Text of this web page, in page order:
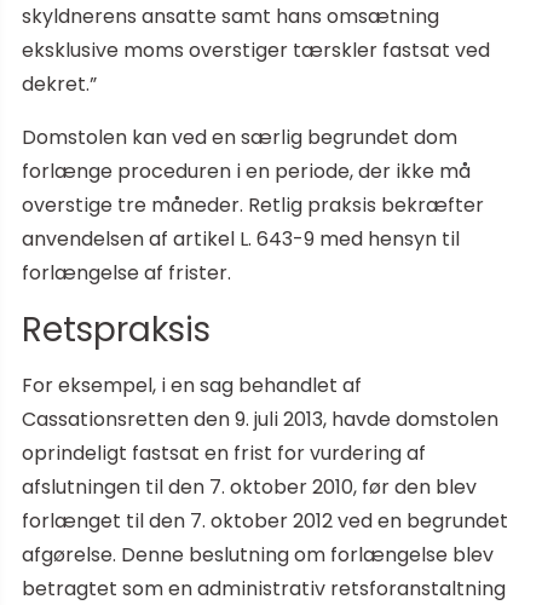
skyldnerens ansatte samt hans omsætning
eksklusive moms overstiger tærskler fastsat ved
dekret.”
Domstolen kan ved en særlig begrundet dom
forlænge proceduren i en periode, der ikke må
overstige tre måneder. Retlig praksis bekræfter
anvendelsen af artikel L. 643-9 med hensyn til
forlængelse af frister.
Retspraksis
For eksempel, i en sag behandlet af
Cassationsretten den 9. juli 2013, havde domstolen
oprindeligt fastsat en frist for vurdering af
afslutningen til den 7. oktober 2010, før den blev
forlænget til den 7. oktober 2012 ved en begrundet
afgørelse. Denne beslutning om forlængelse blev
betragtet som en administrativ retsforanstaltning